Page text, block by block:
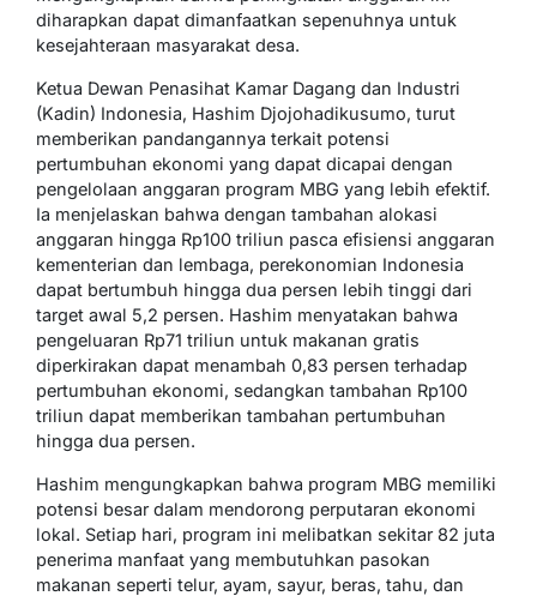
diharapkan dapat dimanfaatkan sepenuhnya untuk
kesejahteraan masyarakat desa.
Ketua Dewan Penasihat Kamar Dagang dan Industri
(Kadin) Indonesia, Hashim Djojohadikusumo, turut
memberikan pandangannya terkait potensi
pertumbuhan ekonomi yang dapat dicapai dengan
pengelolaan anggaran program MBG yang lebih efektif.
Ia menjelaskan bahwa dengan tambahan alokasi
anggaran hingga Rp100 triliun pasca efisiensi anggaran
kementerian dan lembaga, perekonomian Indonesia
dapat bertumbuh hingga dua persen lebih tinggi dari
target awal 5,2 persen. Hashim menyatakan bahwa
pengeluaran Rp71 triliun untuk makanan gratis
diperkirakan dapat menambah 0,83 persen terhadap
pertumbuhan ekonomi, sedangkan tambahan Rp100
triliun dapat memberikan tambahan pertumbuhan
hingga dua persen.
Hashim mengungkapkan bahwa program MBG memiliki
potensi besar dalam mendorong perputaran ekonomi
lokal. Setiap hari, program ini melibatkan sekitar 82 juta
penerima manfaat yang membutuhkan pasokan
makanan seperti telur, ayam, sayur, beras, tahu, dan